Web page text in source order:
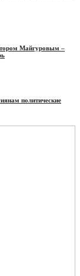
Майгуровым –
политические